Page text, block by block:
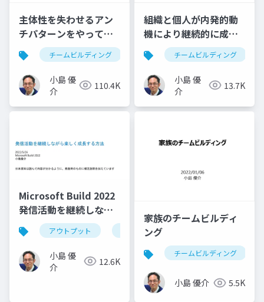
主体性を失わせるアン
チパターンをやってし
まっていた話チームビルディング 育成 ハピネスチームビルデ
小島 優
介
110.4K
組織と個人が内発的動
機により継続的に成長
するための施策
チームビルディング
小島 優
介
13.7K
Microsoft Build 2022
発信活動を継続しなが
ら楽しく成長する方法
アウトプット チームビルディング
小島 優
介
12.6K
家族のチームビルディ
ング
チームビルディング
小島 優介 5.5K